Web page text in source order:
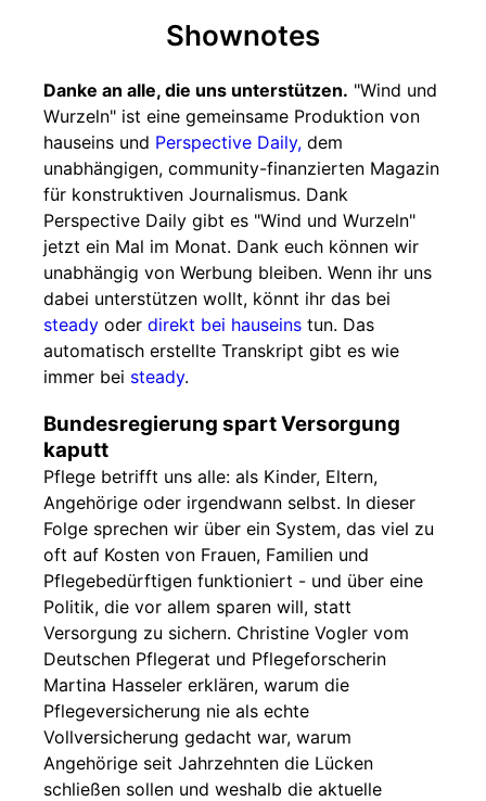
Shownotes
Danke an alle, die uns unterstützen. "Wind und
Wurzeln" ist eine gemeinsame Produktion von
hauseins und Perspective Daily, dem
unabhängigen, community-finanzierten Magazin
für konstruktiven Journalismus. Dank
Perspective Daily gibt es "Wind und Wurzeln"
jetzt ein Mal im Monat. Dank euch können wir
unabhängig von Werbung bleiben. Wenn ihr uns
dabei unterstützen wollt, könnt ihr das bei
steady oder direkt bei hauseins tun. Das
automatisch erstellte Transkript gibt es wie
immer bei steady.
Bundesregierung spart Versorgung
kaputt
Pflege betrifft uns alle: als Kinder, Eltern,
Angehörige oder irgendwann selbst. In dieser
Folge sprechen wir über ein System, das viel zu
oft auf Kosten von Frauen, Familien und
Pflegebedürftigen funktioniert - und über eine
Politik, die vor allem sparen will, statt
Versorgung zu sichern. Christine Vogler vom
Deutschen Pflegerat und Pflegeforscherin
Martina Hasseler erklären, warum die
Pflegeversicherung nie als echte
Vollversicherung gedacht war, warum
Angehörige seit Jahrzehnten die Lücken
schließen sollen und weshalb die aktuelle